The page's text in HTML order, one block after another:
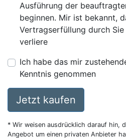
Ausführung der
beginnen. Mir ist bekannt,
Vertragserfüllung durch
verliere
Ich habe das mir
Kenntnis genommen
Jetzt kaufen
* Wir weisen ausdrücklich darauf hin,
Angebot um einen privaten Anbieter